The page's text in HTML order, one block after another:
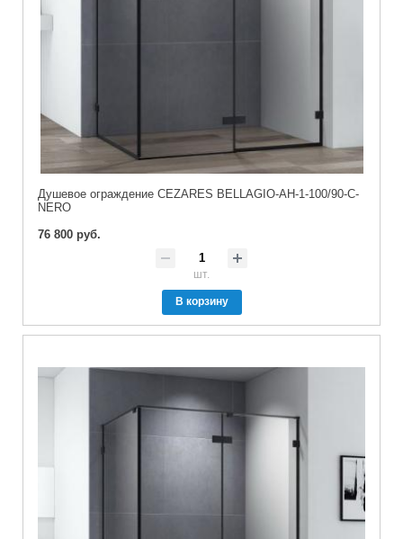
Душевое ограждение CEZARES BELLAGIO-AH-1-100/90-C-
NERO
76 800 руб.
шт.
В корзину